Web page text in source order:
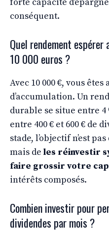
forte capacité
conséquent.
Quel rendement
10 000 euros ?
Avec 10 000 €, vous
d’accumulation. Un
durable se situe entre 4
entre 400 € et 600 € de
stade, l’objectif n’est
mais de les réinvestir
faire grossir votre
intérêts composés.
Combien investir pour
dividendes par mois ?